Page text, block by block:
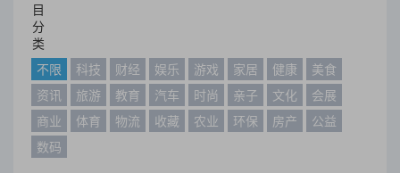
目
分
类
不限
科技 财经 娱乐 游戏 家居 健康
美食
资讯
旅游 教育 汽车 时尚 亲子 文化
会展
商业
体育 物流 收藏 农业 环保 房产
公益
数码